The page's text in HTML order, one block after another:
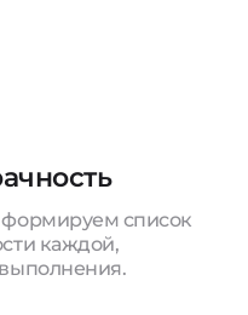
формируем список
каждой,